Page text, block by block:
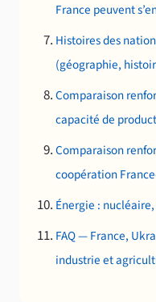
France peuvent
Histoires des
(géographie,
Comparaison
capacité de
Comparaison
coopération
Énergie :
FAQ — France,
industrie et